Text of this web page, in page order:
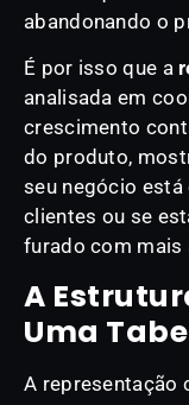
abandonando o
É por isso que a
analisada em
crescimento
do produto,
seu negócio
clientes ou se
furado com mais
A
Uma
A representação